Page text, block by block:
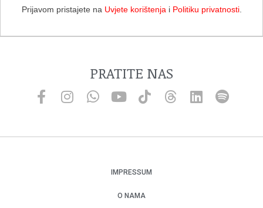
Prijavom pristajete na Uvjete korištenja i Politiku privatnosti.
PRATITE NAS
IMPRESSUM
O NAMA